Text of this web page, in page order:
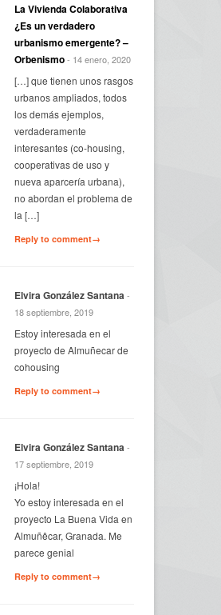
La Vivienda Colaborativa
¿Es un verdadero
urbanismo emergente? –
Orbenismo- 14 enero, 2020
[…] que tienen unos rasgos
urbanos ampliados, todos
los demás ejemplos,
verdaderamente
interesantes (co-housing,
cooperativas de uso y
nueva aparcería urbana),
no abordan el problema de
la […]
Reply to comment→
Elvira González Santana-
18 septiembre, 2019
Estoy interesada en el
proyecto de Almuñecar de
cohousing
Reply to comment→
Elvira González Santana-
17 septiembre, 2019
¡Hola!
Yo estoy interesada en el
proyecto La Buena Vida en
Almuñêcar, Granada. Me
parece genial
Reply to comment→